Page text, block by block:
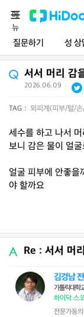
질문하기 성 상
메
뉴
서서 머리 감
2026.06.09
TAG : 외피계(피부/털/
세수를 하고 나서
보니 감은 물이 얼
얼굴 피부에 안좋을
야 할까요
Re : 서서 머
김경남
가톨릭대학
하이닥 스
전문가동의